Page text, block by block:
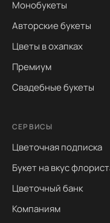
Монобукеты
Авторские букеты
Цветы в охапках
Премиум
Свадебные букеты
СЕРВИСЫ
Цветочная подписка
Букет на вкус
Цветочный банк
Компаниям